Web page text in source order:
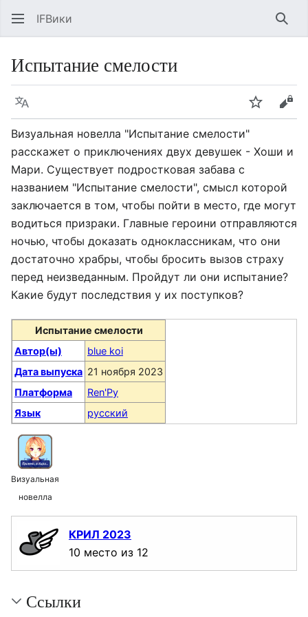
IFВики
Испытание смелости
Язык Следить
Визуальная новелла "Испытание смелости"
расскажет о приключениях двух девушек - Хоши и
Мари. Существует подростковая забава с
названием "Испытание смелости", смысл которой
заключается в том, чтобы пойти в место, где могут
водиться призраки. Главные героини отправляются
ночью, чтобы доказать одноклассникам, что они
достаточно храбры, чтобы бросить вызов страху
перед неизведанным. Пройдут ли они испытание?
Какие будут последствия у их поступков?
Испытание смелости
Автор(ы)
blue koi
Дата выпуска 21 ноября 2023
Платформа
Ren'Py
Язык
русский
Визуальная
новелла
КРИЛ 2023
10 место из 12
Ссылки